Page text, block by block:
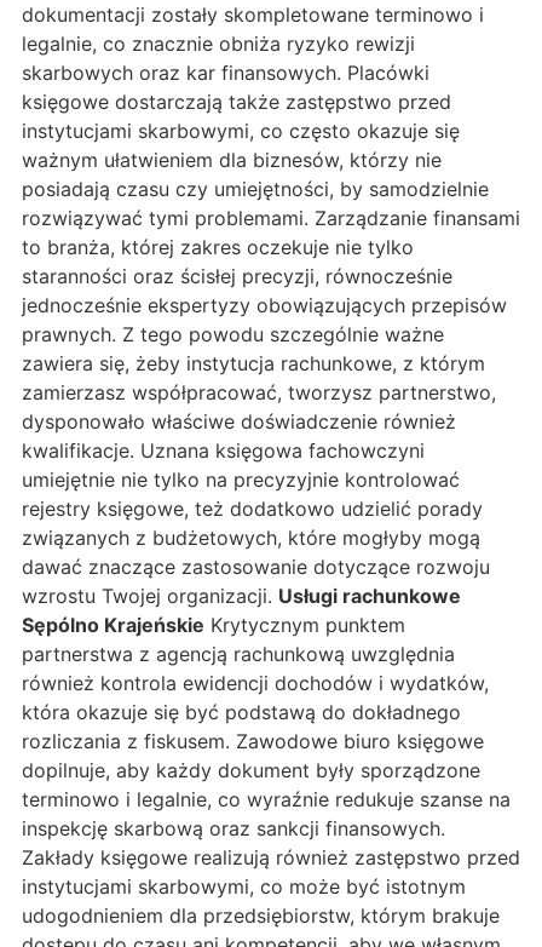
dokumentacji zostały skompletowane terminowo i
legalnie, co znacznie obniża ryzyko rewizji
skarbowych oraz kar finansowych. Placówki
księgowe dostarczają także zastępstwo przed
instytucjami skarbowymi, co często okazuje się
ważnym ułatwieniem dla biznesów, którzy nie
posiadają czasu czy umiejętności, by samodzielnie
rozwiązywać tymi problemami. Zarządzanie finansami
to branża, której zakres oczekuje nie tylko
staranności oraz ścisłej precyzji, równocześnie
jednocześnie ekspertyzy obowiązujących przepisów
prawnych. Z tego powodu szczególnie ważne
zawiera się, żeby instytucja rachunkowe, z którym
zamierzasz współpracować, tworzysz partnerstwo,
dysponowało właściwe doświadczenie również
kwalifikacje. Uznana księgowa fachowczyni
umiejętnie nie tylko na precyzyjnie kontrolować
rejestry księgowe, też dodatkowo udzielić porady
związanych z budżetowych, które mogłyby mogą
dawać znaczące zastosowanie dotyczące rozwoju
wzrostu Twojej organizacji. Usługi rachunkowe
Sępólno Krajeńskie Krytycznym punktem
partnerstwa z agencją rachunkową uwzględnia
również kontrola ewidencji dochodów i wydatków,
która okazuje się być podstawą do dokładnego
rozliczania z fiskusem. Zawodowe biuro księgowe
dopilnuje, aby każdy dokument były sporządzone
terminowo i legalnie, co wyraźnie redukuje szanse na
inspekcję skarbową oraz sankcji finansowych.
Zakłady księgowe realizują również zastępstwo przed
instytucjami skarbowymi, co może być istotnym
udogodnieniem dla przedsiębiorstw, którym brakuje